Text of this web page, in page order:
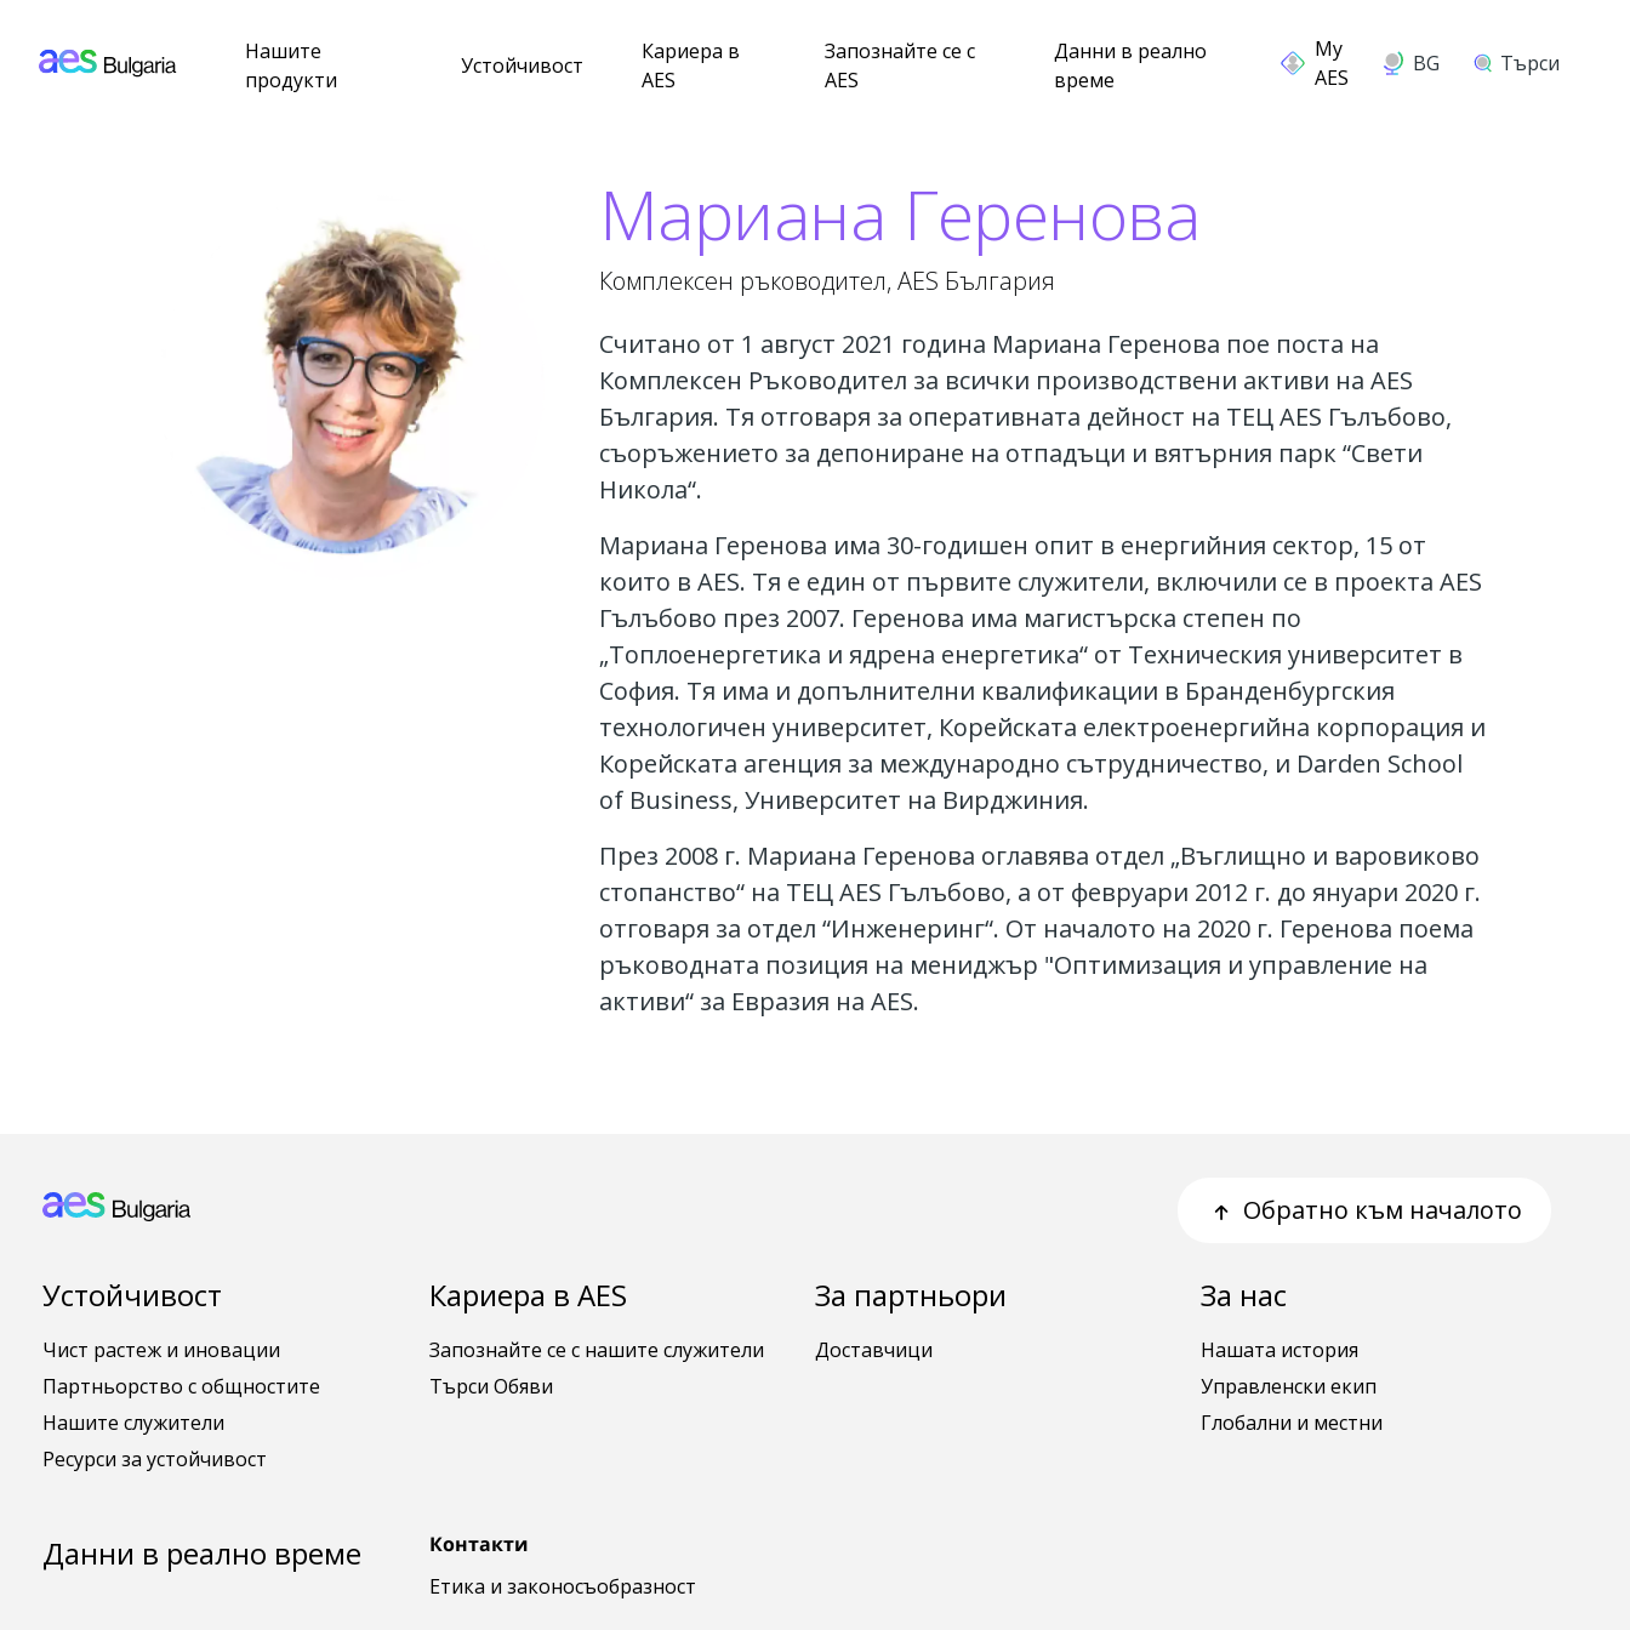
Нашите
продукти
Устойчивост
Кариера в
AES
Запознайте се с
AES
Данни в реално
време
BG Търси
Мариана Геренова
Комплексен ръководител, AES България
Считано от 1 август 2021 година Мариана Геренова пое поста на
Комплексен Ръководител за всички производствени активи на AES
България. Тя отговаря за оперативната дейност на ТЕЦ AES Гълъбово,
съоръжението за депониране на отпадъци и вятърния парк “Свети
Никола“.
Мариана Геренова има 30-годишен опит в енергийния сектор, 15 от
които в AES. Тя е един от първите служители, включили се в проекта AES
Гълъбово през 2007. Геренова има магистърска степен по
„Топлоенергетика и ядрена енергетика“ от Техническия университет в
София. Тя има и допълнителни квалификации в Бранденбургския
технологичен университет, Корейската електроенергийна корпорация и
Корейската агенция за международно сътрудничество, и Darden School
of Business, Университет на Вирджиния.
През 2008 г. Мариана Геренова оглавява отдел „Въглищно и варовиково
стопанство“ на ТЕЦ AES Гълъбово, а от февруари 2012 г. до януари 2020 г.
отговаря за отдел “Инженеринг“. От началото на 2020 г. Геренова поема
ръководната позиция на мениджър "Оптимизация и управление на
активи“ за Евразия на AES.
Обратно към началото
Устойчивост
Чист растеж и иновации
Партньорство с общностите
Нашите служители
Ресурси за устойчивост
Кариера в AES
Запознайте се с нашите служители
Търси Обяви
За партньори
Доставчици
За нас
Нашата история
Управленски екип
Глобални и местни
Данни в реално време
Контакти
Етика и законосъобразност